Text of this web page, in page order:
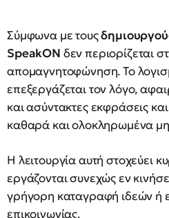
Σύμφωνα με τους
SpeakON δεν περιορίζεται
απομαγνητοφώνηση. Το
επεξεργάζεται τον λόγο,
και ασύντακτες εκφράσεις
καθαρά και ολοκληρωμένα
Η λειτουργία αυτή στοχεύει
εργάζονται συνεχώς εν
γρήγορη καταγραφή ιδεών ή
επικοινωνίας.